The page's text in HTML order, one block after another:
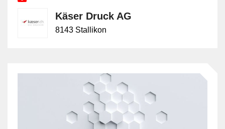
Käser Druck AG
8143 Stallikon